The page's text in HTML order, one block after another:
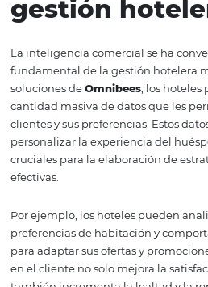
hoteles ajustar sus tarifas y
Esto es especialmente
temporadas altas, donde la
drásticamente. Con una
optimizar sus ingresos y
oportunidades valiosas de
Además, la inteligencia
rendimiento de sus canales de
esenciales para tomar
estrategias de marketing y